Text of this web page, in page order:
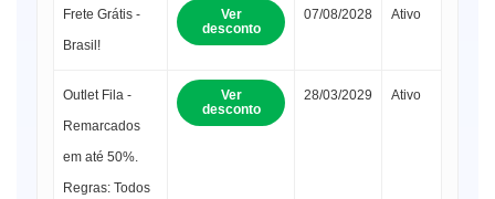
Frete Grátis -
Brasil!
Ver
desconto
07/08/2028 Ativo
Outlet Fila -
Remarcados
em até 50%.
Regras: Todos
Ver
desconto
28/03/2029 Ativo